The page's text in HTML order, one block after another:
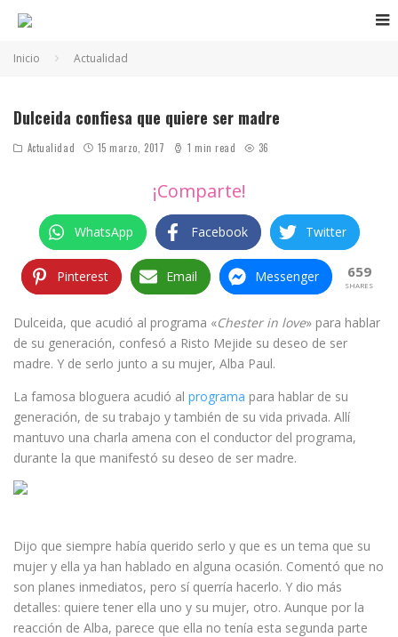
Inicio Actualidad
Dulceida confiesa que quiere ser madre
Actualidad 15 marzo, 2017 1 min read 36
¡Comparte!
WhatsApp Facebook Twitter
Pinterest Email Messenger 659
SHARES
Dulceida, que acudió al programa «Chester in love» para hablar
de su generación, confesó a Risto Mejide su deseo de ser
madre. Y de serlo junto a su mujer, Alba Paul.
La famosa bloguera acudió al programa para hablar de su
generación, de su trabajo y también de su vida privada. Allí
mantuvo una charla amena con el conductor del programa,
durante la que manifestó su deseo de ser madre.
Dijo que siempre había querido serlo y que es un tema que su
mujer y ella ya han hablado en alguna ocasión. Comentó que no
son planes inmediatos, pero sí querría hacerlo. Y dio más
detalles: quiere tener ella uno y su mujer, otro. Aunque por la
reacción de Alba, parece que ella no tenía esta segunda parte